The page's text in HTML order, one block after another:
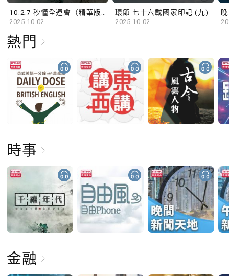
2025-10-02
環節 七十六載國家印記 (九)
2025-10-02
熱門
時事
金融